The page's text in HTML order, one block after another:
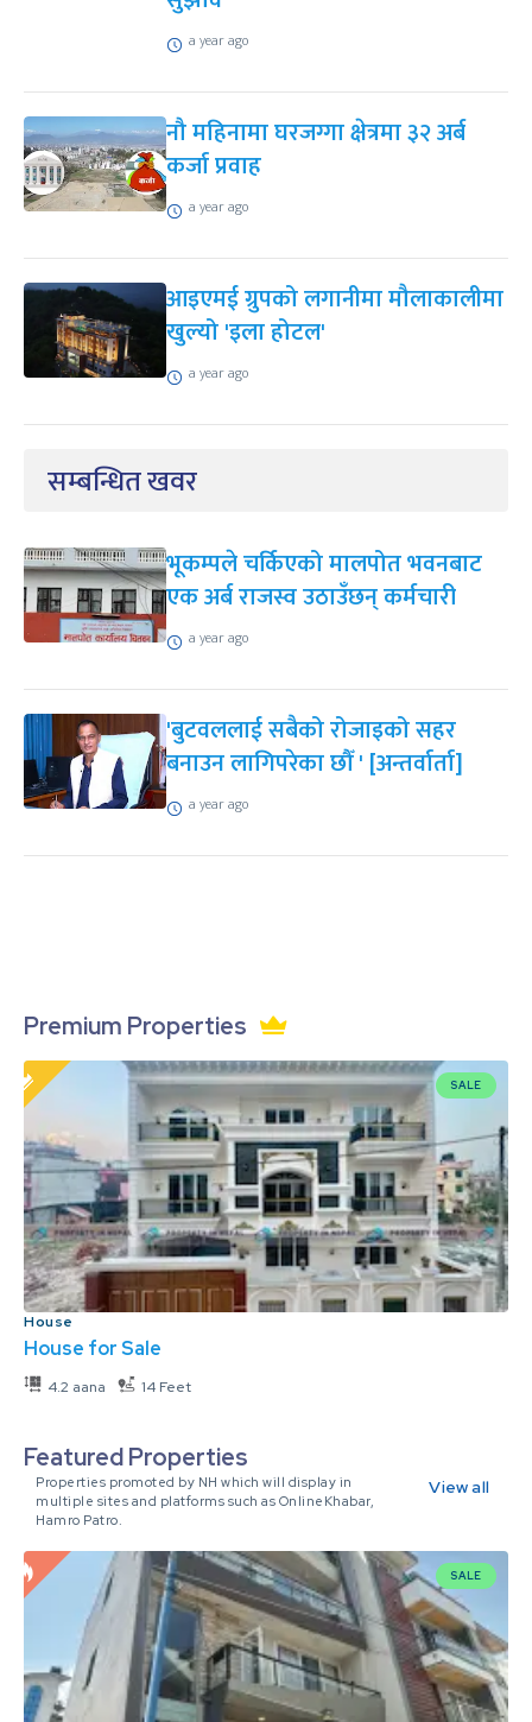
a year ago
नौ महिनामा घरजग्गा क्षेत्रमा ३२ अर्ब
कर्जा प्रवाह
a year ago
आइएमई ग्रुपको लगानीमा मौलाकालीमा
खुल्यो 'इला होटल'
a year ago
सम्बन्धित खवर
भूकम्पले चर्किएको मालपोत भवनबाट
एक अर्ब राजस्व उठाउँछन् कर्मचारी
a year ago
'बुटवललाई सबैको रोजाइको सहर
बनाउन लागिपरेका छौँ ' [अन्तर्वार्ता]
a year ago
Premium Properties
SALE
House
House for Sale
4.2 aana 14 Feet
Featured Properties
Properties promoted by NH which will display in
multiple sites and platforms such as OnlineKhabar,
Hamro Patro.
View all
SALE